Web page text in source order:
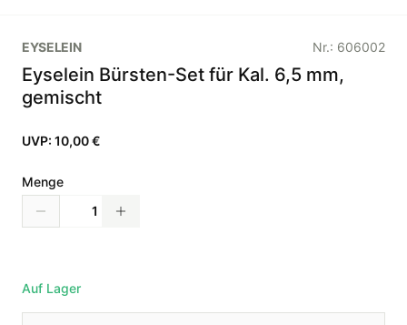
EYSELEIN Nr.: 606002
Eyselein Bürsten-Set für Kal. 6,5 mm,
gemischt
UVP: 10,00 €
Menge
Auf Lager